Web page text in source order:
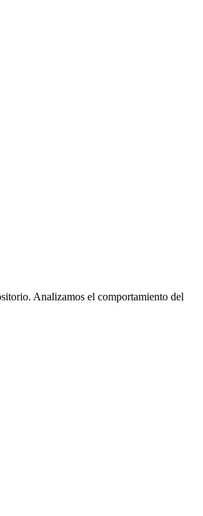
Analizamos el comportamiento del